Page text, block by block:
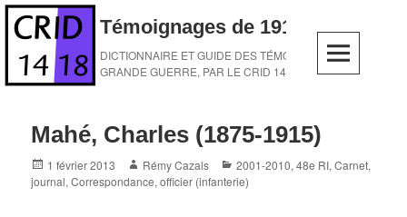
Skip
content
Témoignages de 1914-1918
DICTIONNAIRE ET GUIDE DES TÉMOINS DE LA
GRANDE GUERRE, PAR LE CRID 14-18
Mahé, Charles (1875-1915)
Posted
on
1 février 2013 Author
Rémy Cazals Categories
2001-2010,48e RI,Carnet,
journal,Correspondance,officier (infanterie)